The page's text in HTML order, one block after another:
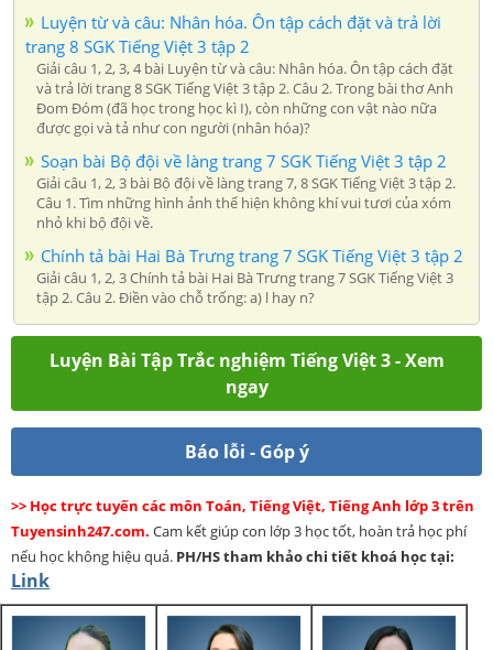
Luyện từ và câu: Nhân hóa. Ôn tập cách đặt và trả lời
trang 8 SGK Tiếng Việt 3 tập 2
Giải câu 1, 2, 3, 4 bài Luyện từ và câu: Nhân hóa. Ôn tập cách đặt
và trả lời trang 8 SGK Tiếng Việt 3 tập 2. Câu 2. Trong bài thơ Anh
Đom Đóm (đã học trong học kì I), còn những con vật nào nữa
được gọi và tả như con người (nhân hóa)?
Soạn bài Bộ đội về làng trang 7 SGK Tiếng Việt 3 tập 2
Giải câu 1, 2, 3 bài Bộ đội về làng trang 7, 8 SGK Tiếng Việt 3 tập 2.
Câu 1. Tìm những hình ảnh thể hiện không khí vui tươi của xóm
nhỏ khi bộ đội về.
Chính tả bài Hai Bà Trưng trang 7 SGK Tiếng Việt 3 tập 2
Giải câu 1, 2, 3 Chính tả bài Hai Bà Trưng trang 7 SGK Tiếng Việt 3
tập 2. Câu 2. Điền vào chỗ trống: a) l hay n?
Luyện Bài Tập Trắc nghiệm Tiếng Việt 3 - Xem
ngay
Báo lỗi - Góp ý
>> Học trực tuyến các môn Toán, Tiếng Việt, Tiếng Anh lớp 3 trên
Tuyensinh247.com. Cam kết giúp con lớp 3 học tốt, hoàn trả học phí
nếu học không hiệu quả. PH/HStham khảo chi tiết khoá học tại:
Link